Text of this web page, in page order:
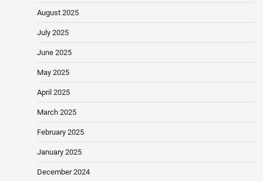
August 2025
July 2025
June 2025
May 2025
April 2025
March 2025
February 2025
January 2025
December 2024